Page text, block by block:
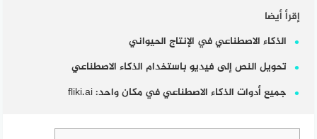
إقرأ أيضا
الذكاء الاصطناعي في الإنتاج الحيواني
تحويل النص إلى فيديو باستخدام الذكاء الاصطناعي
جميع أدوات الذكاء الاصطناعي في مكان واحد: fliki.ai